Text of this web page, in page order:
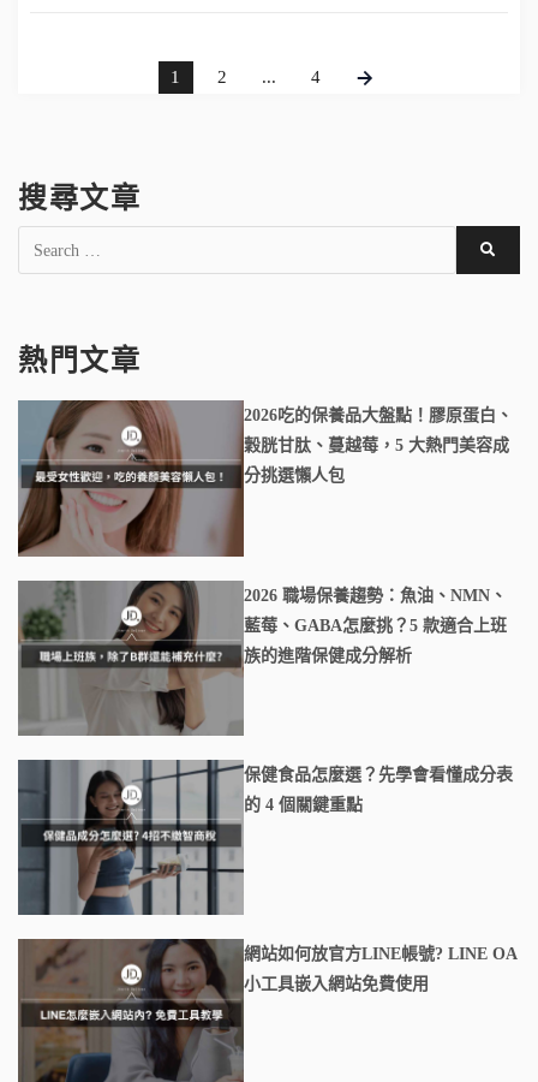
1 2 ... 4
搜尋文章
熱門文章
2026吃的保養品大盤點！膠原蛋白、
穀胱甘肽、蔓越莓，5 大熱門美容成
分挑選懶人包
2026 職場保養趨勢：魚油、NMN、
藍莓、GABA怎麼挑？5 款適合上班
族的進階保健成分解析
保健食品怎麼選？先學會看懂成分表
的 4 個關鍵重點
網站如何放官方LINE帳號? LINE OA
小工具嵌入網站免費使用